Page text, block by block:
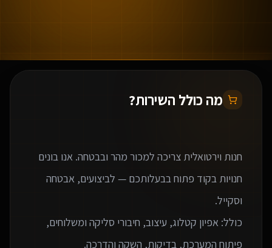
מה כולל השירות?
חנות וירטואלית צריכה למכור מהר ובבטחה. אנו בונים
חנויות בקוד פתוח בבעלותכם — לביצועים, אבטחה
כולל: אפיון קטלוג, עיצוב, חיבורי סליקה ומשלוחים,